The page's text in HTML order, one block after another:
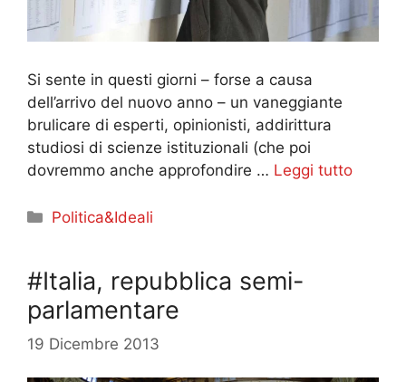
Si sente in questi giorni – forse a causa
dell’arrivo del nuovo anno – un vaneggiante
brulicare di esperti, opinionisti, addirittura
studiosi di scienze istituzionali (che poi
dovremmo anche approfondire … Leggi tutto
Categorie
Politica&Ideali
#Italia, repubblica semi-
parlamentare
19 Dicembre 2013